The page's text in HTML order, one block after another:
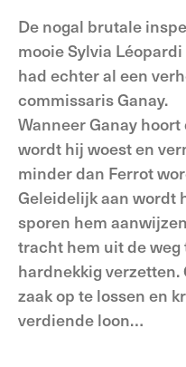
De nogal brutale
mooie Sylvia
had echter al een
commissaris Ganay.
Wanneer Ganay
wordt hij woest en
minder dan Ferrot
Geleidelijk aan wordt
sporen hem
tracht hem uit de
hardnekkig
zaak op te lossen en
verdiende loon…